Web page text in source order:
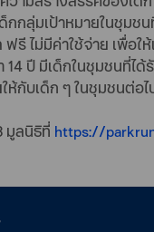
กลุ่มเป้าหมายในชุม
ไม่มีค่าใช้จ่าย เพื่อ
ปี มีเด็กในชุมชนที่ไ
ห้กับเด็ก ๆ ในชุมชนต่อไ
มูลนิธิที่ https://